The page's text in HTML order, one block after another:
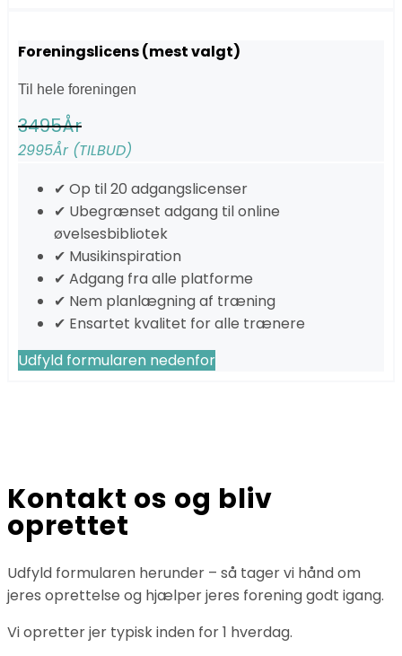
Foreningslicens (mest valgt)
Til hele foreningen
3495År
2995År (TILBUD)
✔ Op til 20 adgangslicenser
✔ Ubegrænset adgang til online
øvelsesbibliotek
✔ Musikinspiration
✔ Adgang fra alle platforme
✔ Nem planlægning af træning
✔ Ensartet kvalitet for alle trænere
Udfyld formularen nedenfor
Kontakt os og bliv
oprettet
Udfyld formularen herunder – så tager vi hånd om
jeres oprettelse og hjælper jeres forening godt igang.
Vi opretter jer typisk inden for 1 hverdag.